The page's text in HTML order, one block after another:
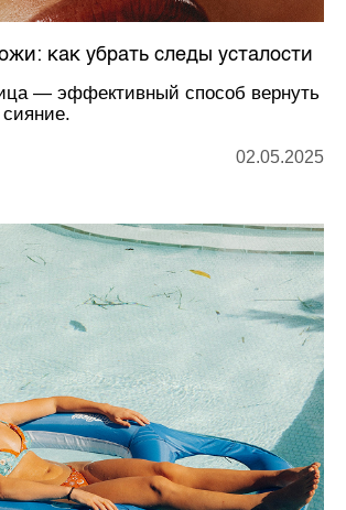
как убрать следы усталости
— эффективный способ вернуть
02.05.2025